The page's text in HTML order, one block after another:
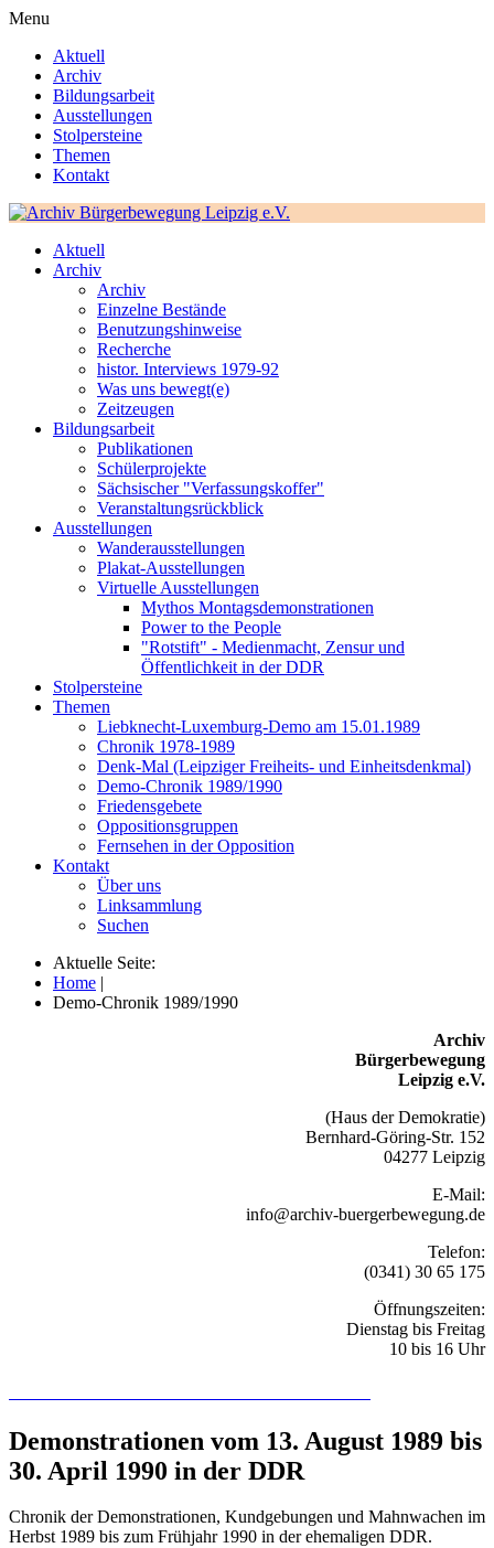
Menu
Aktuell
Archiv
Bildungsarbeit
Ausstellungen
Stolpersteine
Themen
Kontakt
Aktuell
Archiv
Archiv
Einzelne Bestände
Benutzungshinweise
Recherche
histor. Interviews 1979-92
Was uns bewegt(e)
Zeitzeugen
Bildungsarbeit
Publikationen
Schülerprojekte
Sächsischer "Verfassungskoffer"
Veranstaltungsrückblick
Ausstellungen
Wanderausstellungen
Plakat-Ausstellungen
Virtuelle Ausstellungen
Mythos Montagsdemonstrationen
Power to the People
"Rotstift" - Medienmacht, Zensur und
Öffentlichkeit in der DDR
Stolpersteine
Themen
Liebknecht-Luxemburg-Demo am 15.01.1989
Chronik 1978-1989
Denk-Mal (Leipziger Freiheits- und Einheitsdenkmal)
Demo-Chronik 1989/1990
Friedensgebete
Oppositionsgruppen
Fernsehen in der Opposition
Kontakt
Über uns
Linksammlung
Suchen
Aktuelle Seite:
Home |
Demo-Chronik 1989/1990
Archiv
Bürgerbewegung
Leipzig e.V.
(Haus der Demokratie)
Bernhard-Göring-Str. 152
04277 Leipzig
E-Mail:
info@archiv-buergerbewegung.de
Telefon:
(0341) 30 65 175
Öffnungszeiten:
Dienstag bis Freitag
10 bis 16 Uhr
Demonstrationen vom 13. August 1989 bis
30. April 1990 in der DDR
Chronik der Demonstrationen, Kundgebungen und Mahnwachen im
Herbst 1989 bis zum Frühjahr 1990 in der ehemaligen DDR.